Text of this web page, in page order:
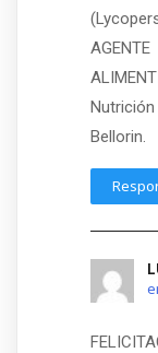
Nutrición
Bellorin.